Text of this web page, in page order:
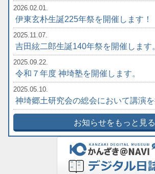
2026.02.01.
伊東玄朴生誕225年祭を開催します！
2025.11.07.
吉田絃二郎生誕140年祭を開催します
2025.09.22.
令和７年度 神埼塾を開催します。
2025.05.10.
神埼郷土研究会の総会において講演
お知らせをもっと見る